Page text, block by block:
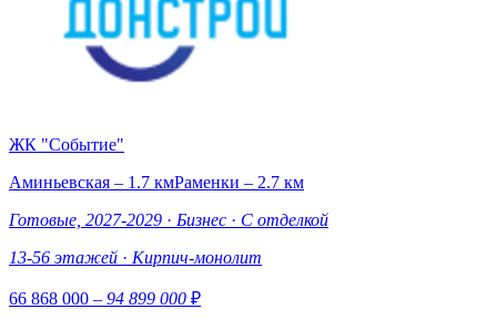
ЖК "Событие"
Аминьевская – 1.7 кмРаменки – 2.7 км
Готовые, 2027-2029 · Бизнес · С отделкой
13-56 этажей · Кирпич-монолит
66 868 000 – 94 899 000 ₽